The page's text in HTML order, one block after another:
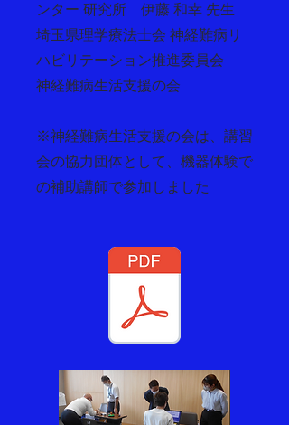
ンター 研究所 伊藤 和幸 先生
埼玉県理学療法士会 神経難病リ
ハビリテーション推進委員会
神経難病生活支援の会
※神経難病生活支援の会は、講習
会の協力団体として、機器体験で
の補助講師で参加しました